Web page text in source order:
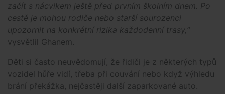
začít s nácvikem ještě před prvním školním dnem. Po
cestě je mohou rodiče nebo starší sourozenci
upozornit na konkrétní rizika každodenní trasy,“
vysvětlil Ghanem.
Děti si často neuvědomují, že řidiči je z některých typů
vozidel hůře vidí, třeba při couvání nebo když výhledu
brání překážka, nejčastěji další zaparkované auto.